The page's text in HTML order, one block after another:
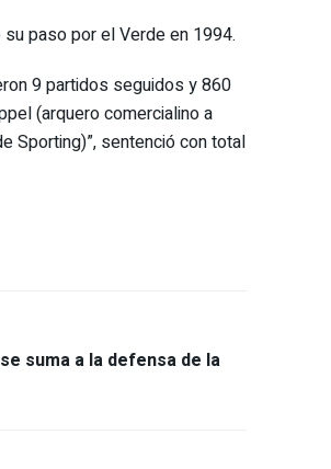
paso por el Verde en 1994.
9 partidos seguidos y 860
(arquero comercialino a
Sporting)”, sentenció con total
suma a la defensa de la